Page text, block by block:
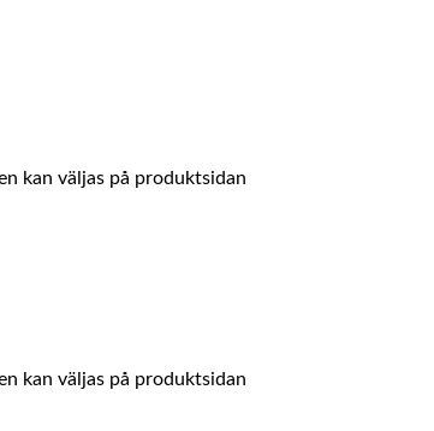
kan väljas på produktsidan
kan väljas på produktsidan